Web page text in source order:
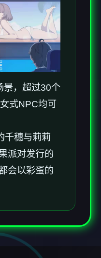
景，超过30个
式NPC均可
千穗与莉莉
派对发行的
会以彩蛋的